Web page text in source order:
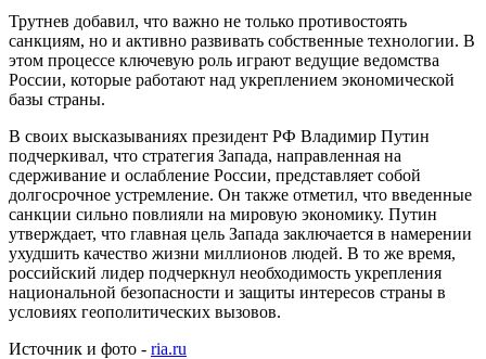
Трутнев добавил, что важно не только противостоять
санкциям, но и активно развивать собственные технологии. В
этом процессе ключевую роль играют ведущие ведомства
России, которые работают над укреплением экономической
базы страны.
В своих высказываниях президент РФ Владимир Путин
подчеркивал, что стратегия Запада, направленная на
сдерживание и ослабление России, представляет собой
долгосрочное устремление. Он также отметил, что введенные
санкции сильно повлияли на мировую экономику. Путин
утверждает, что главная цель Запада заключается в намерении
ухудшить качество жизни миллионов людей. В то же время,
российский лидер подчеркнул необходимость укрепления
национальной безопасности и защиты интересов страны в
условиях геополитических вызовов.
Источник и фото - ria.ru